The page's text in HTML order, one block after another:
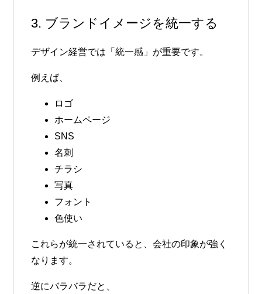
3. ブランドイメージを統一する
デザイン経営では「統一感」が重要です。
例えば、
ロゴ
ホームページ
SNS
名刺
チラシ
写真
フォント
色使い
これらが統一されていると、会社の印象が強く
なります。
逆にバラバラだと、